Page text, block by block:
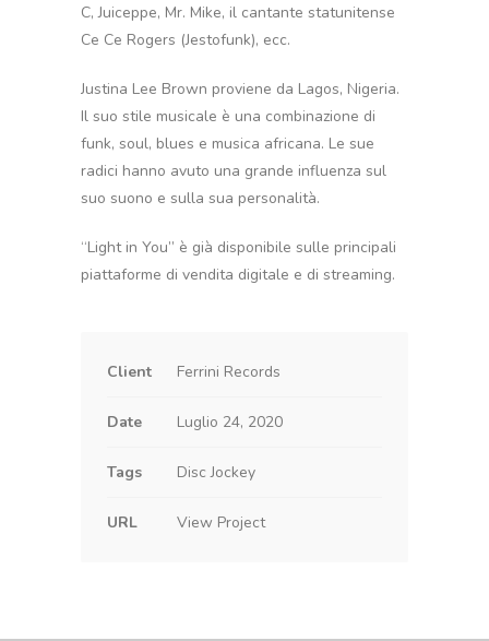
C, Juiceppe, Mr. Mike, il cantante statunitense
Ce Ce Rogers (Jestofunk), ecc.
Justina Lee Brown proviene da Lagos, Nigeria.
Il suo stile musicale è una combinazione di
funk, soul, blues e musica africana. Le sue
radici hanno avuto una grande influenza sul
suo suono e sulla sua personalità.
“Light in You” è già disponibile sulle principali
piattaforme di vendita digitale e di streaming.
Client Ferrini Records
Date Luglio 24, 2020
Tags Disc Jockey
URL View Project